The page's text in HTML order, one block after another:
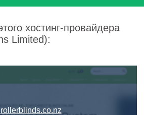
хостинг-провайдера
Limited):
rollerblinds.co.nz